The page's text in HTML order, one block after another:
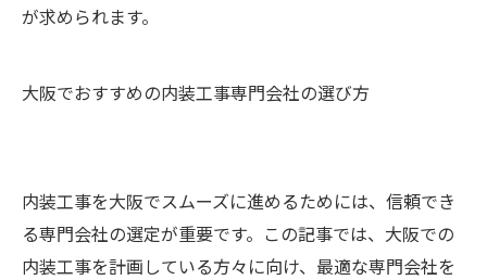
が求められます。
大阪でおすすめの内装工事専門会社の選び方
内装工事を大阪でスムーズに進めるためには、信頼でき
る専門会社の選定が重要です。この記事では、大阪での
内装工事を計画している方々に向け、最適な専門会社を